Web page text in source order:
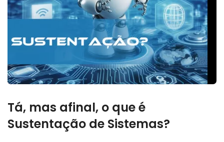
Tá, mas afinal, o que é
Sustentação de Sistemas?